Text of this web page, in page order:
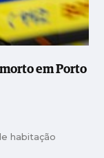
em Porto
habitação